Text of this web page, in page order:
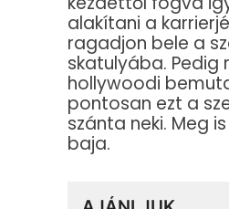
alakítani a
ragadjon bele a
skatulyába. Pedig
hollywoodi
pontosan ezt a
szánta neki. Meg
baja.